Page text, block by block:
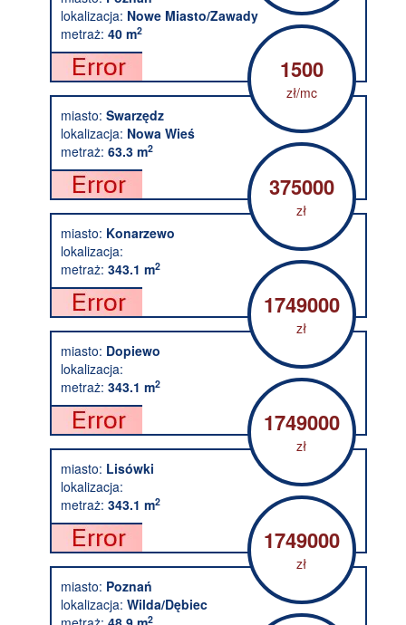
lokalizacja: Nowe Miasto/Zawady
metraż: 40 m2
1500
zł/mc
miasto: Swarzędz
lokalizacja: Nowa Wieś
metraż: 63.3 m2
375000
zł
miasto: Konarzewo
lokalizacja:
metraż: 343.1 m2
1749000
zł
miasto: Dopiewo
lokalizacja:
metraż: 343.1 m2
1749000
zł
miasto: Lisówki
lokalizacja:
metraż: 343.1 m2
1749000
zł
miasto: Poznań
lokalizacja: Wilda/Dębiec
2